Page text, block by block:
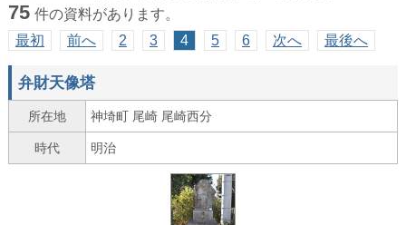
75 件の資料があります。
最初
前へ 2 3 4 5 6 次へ 最後へ
弁財天像塔
所在地 神埼町 尾崎 尾崎西分
時代 明治